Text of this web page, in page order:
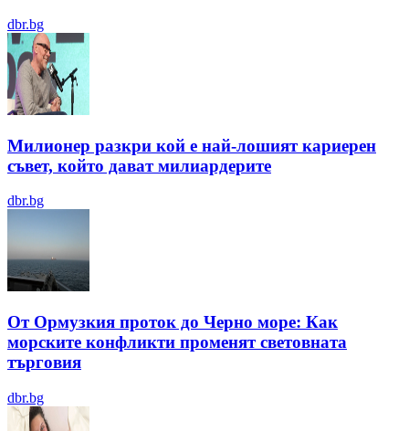
dbr.bg
Милионер разкри кой е най-лошият кариерен
съвет, който дават милиардерите
dbr.bg
От Ормузкия проток до Черно море: Как
морските конфликти променят световната
търговия
dbr.bg